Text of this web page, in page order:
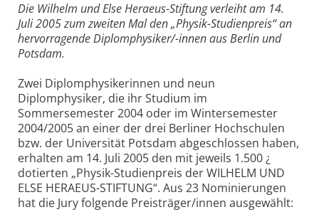
Die Wilhelm und Else Heraeus-Stiftung verleiht am 14.
Juli 2005 zum zweiten Mal den „Physik-Studienpreis“ an
hervorragende Diplomphysiker/-innen aus Berlin und
Potsdam.
Zwei Diplomphysikerinnen und neun
Diplomphysiker, die ihr Studium im
Sommersemester 2004 oder im Wintersemester
2004/2005 an einer der drei Berliner Hochschulen
bzw. der Universität Potsdam abgeschlossen haben,
erhalten am 14. Juli 2005 den mit jeweils 1.500 ¿
dotierten „Physik-Studienpreis der WILHELM UND
ELSE HERAEUS-STIFTUNG“. Aus 23 Nominierungen
hat die Jury folgende Preisträger/innen ausgewählt: